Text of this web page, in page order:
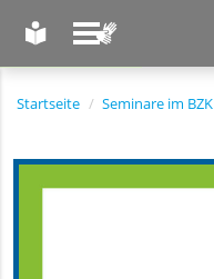
Startseite Seminare im BZK